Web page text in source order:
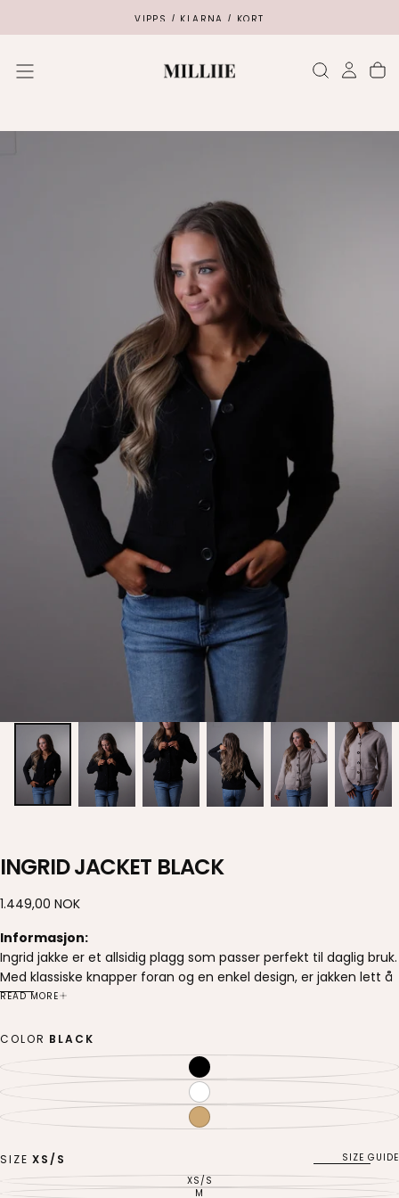
CONTENT
VIPPS / KLARNA / KORT
INGRID JACKET BLACK
1.449,00
Regular
1.449,00 NOK
Informasjon:
Ingrid jakke er et allsidig plagg som passer perfekt til daglig bruk.
Med klassiske knapper foran og en enkel design, er jakken lett å
kombinere med både jeans og mer pyntede antrekk. Knapper
med lett materiale som passerer til vår og høst.
Passform:
Modellen er 172cm høy og har på en XS/S
Størrelsesguide - centimeter
Denne størrelsesguiden er basert på målene til kroppen din.
velge, ikke basert på akkurat denne varen.
Strekkfaktor: 3/3
READ MORE
COLOR BLACK
BLACK
VARIANT
SOLD
OUT
OR
UNAVAILABLE
WHITE
VARIANT
SOLD
OUT
OR
UNAVAILABLE
BEIGE
VARIANT
SOLD
SIZE XS/S
SIZE GUIDE
XS/SVARIANT
SOLD
M